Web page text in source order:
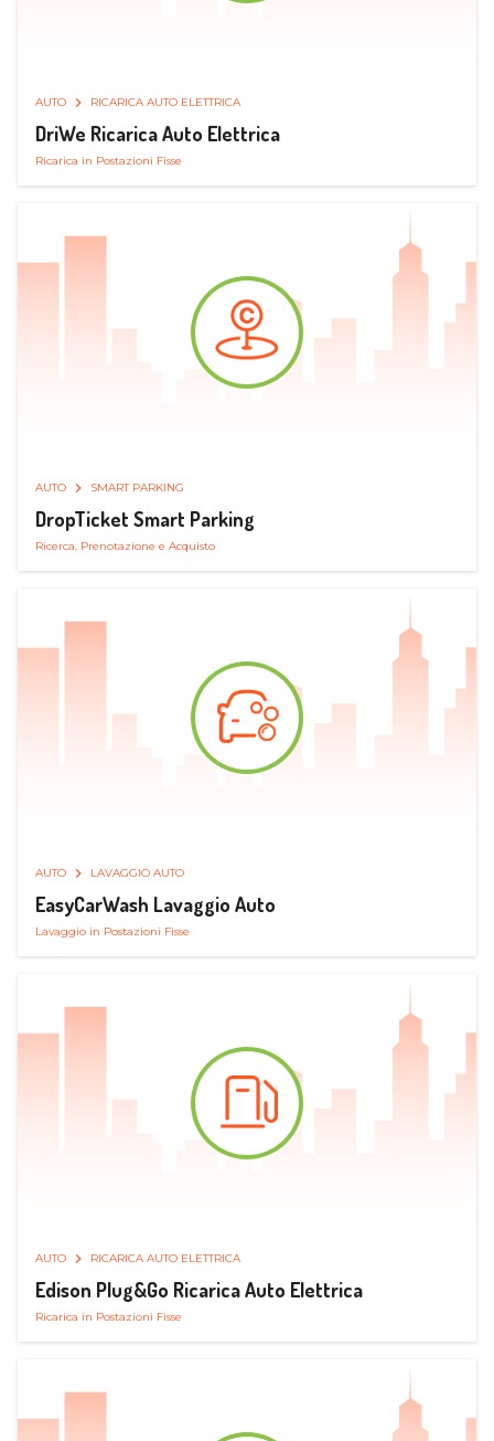
AUTO RICARICA AUTO ELETTRICA
DriWe Ricarica Auto Elettrica
Ricarica in Postazioni Fisse
AUTO SMART PARKING
DropTicket Smart Parking
Ricerca, Prenotazione e Acquisto
AUTO LAVAGGIO AUTO
EasyCarWash Lavaggio Auto
Lavaggio in Postazioni Fisse
AUTO RICARICA AUTO ELETTRICA
Edison Plug&Go Ricarica Auto Elettrica
Ricarica in Postazioni Fisse